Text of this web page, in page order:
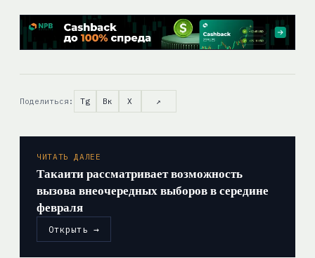
Поделиться: Tg Вк X ↗
ЧИТАТЬ ДАЛЕЕ
Такаити рассматривает возможность
вызова внеочередных выборов в середине
февраля
Открыть →